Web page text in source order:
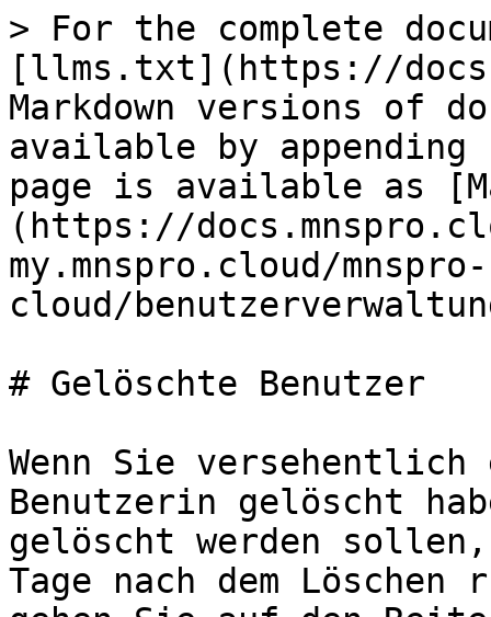
> For the complete
[llms.txt](https://
Markdown versions of
available by
page is available as
(https://
my.mnspro.cloud/mnspro-
cloud/
# Gelöschte Benutzer
Wenn Sie
Benutzerin gelöscht
gelöscht werden
Tage nach dem Löschen